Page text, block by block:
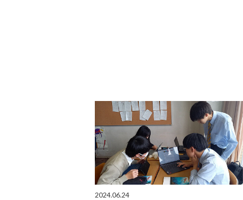
2024.06.24